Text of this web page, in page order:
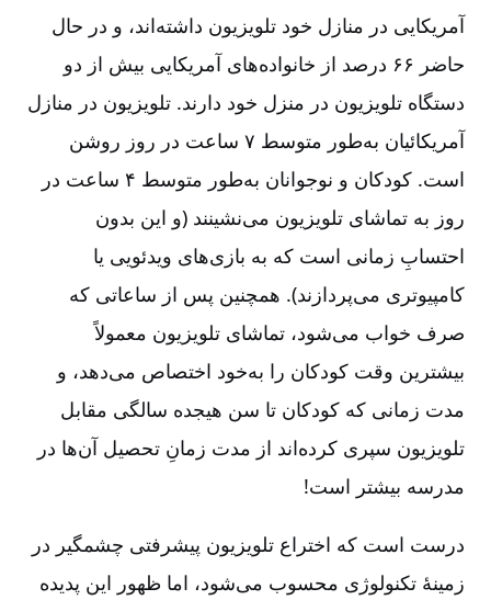
آمریکایی در منازل خود تلویزیون داشته‌اند، و در حال
حاضر ۶۶ درصد از خانواده‌های آمریکایی بیش از دو
دستگاه تلویزیون در منزل خود دارند. تلویزیون در منازل
آمریکائیان به‌طور متوسط ۷ ساعت در روز روشن
است. کودکان و نوجوانان به‌طور متوسط ۴ ساعت در
روز به تماشای تلویزیون می‌نشینند (و این بدون
احتسابِ زمانی است که به بازی‌های ویدئویی یا
کامپیوتری می‌پردازند). همچنین پس از ساعاتی که
صرف خواب می‌شود، تماشای تلویزیون معمولاً
بیشترین وقت کودکان را به‌خود اختصاص می‌‌دهد، و
مدت زمانی که کودکان تا سن هیجده سالگی مقابل
تلویزیون سپری کرده‌اند از مدت زمانِ تحصیل آن‌ها در
مدرسه بیشتر است!
درست است که اختراع تلویزیون پیشرفتی چشمگیر در
زمینۀ تکنولوژی محسوب می‌شود، اما ظهور این پدیده